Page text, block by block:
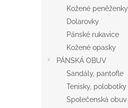
Kožené peněženky
Dolarovky
Pánské rukavice
Kožené opasky
PÁNSKÁ OBUV
Sandály, pantofle
Tenisky, polobotky
Společenská obuv